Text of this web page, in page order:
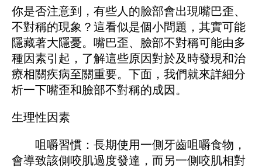
你是否注意到，有些人的臉部會出現嘴巴歪、
不對稱的現象？這看似是個小問題，其實可能
隱藏著大隱憂。嘴巴歪、臉部不對稱可能由多
種因素引起，了解這些原因對於及時發現和治
療相關疾病至關重要。下面，我們就來詳細分
析一下嘴歪和臉部不對稱的成因。
生理性因素
咀嚼習慣：長期使用一側牙齒咀嚼食物，
會導致該側咬肌過度發達，而另一側咬肌相對